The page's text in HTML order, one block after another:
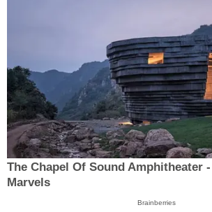
The Chapel Of Sound Amphitheater
Marvels
Brainberries